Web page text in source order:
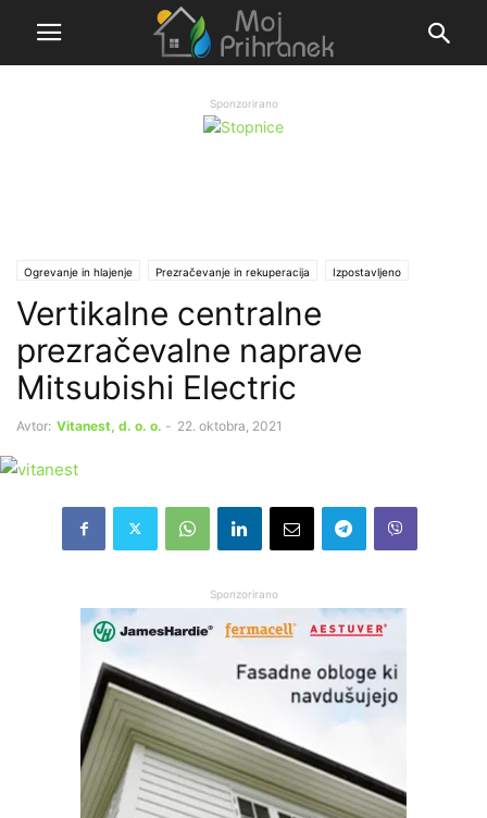
Sponzorirano
Ogrevanje in hlajenje Prezračevanje in rekuperacija Izpostavljeno
Ι Sporočila partnerjev
Vertikalne centralne
prezračevalne naprave
Mitsubishi Electric
Avtor: Vitanest, d. o. o. - 22. oktobra, 2021
Sponzorirano